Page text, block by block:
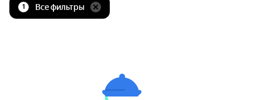
1 Все фильтры